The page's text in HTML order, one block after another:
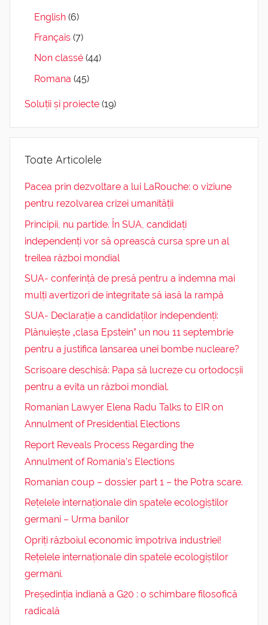
English (6)
Français (7)
Non classé (44)
Romana (45)
Soluții și proiecte (19)
Toate Articolele
Pacea prin dezvoltare a lui LaRouche: o viziune
pentru rezolvarea crizei umanității
Principii, nu partide. În SUA, candidați
independenți vor să oprească cursa spre un al
treilea război mondial
SUA- conferință de presă pentru a îndemna mai
mulți avertizori de integritate să iasă la rampă
SUA- Declarație a candidaților independenți:
Plănuiește „clasa Epstein” un nou 11 septembrie
pentru a justifica lansarea unei bombe nucleare?
Scrisoare deschisă: Papa să lucreze cu ortodocșii
pentru a evita un război mondial.
Romanian Lawyer Elena Radu Talks to EIR on
Annulment of Presidential Elections
Report Reveals Process Regarding the
Annulment of Romania’s Elections
Romanian coup – dossier part 1 – the Potra scare.
Rețelele internaționale din spatele ecologiștilor
germani – Urma banilor
Opriți războiul economic împotriva industriei!
Rețelele internaționale din spatele ecologiștilor
germani.
Președinția indiană a G20 : o schimbare filosofică
radicală